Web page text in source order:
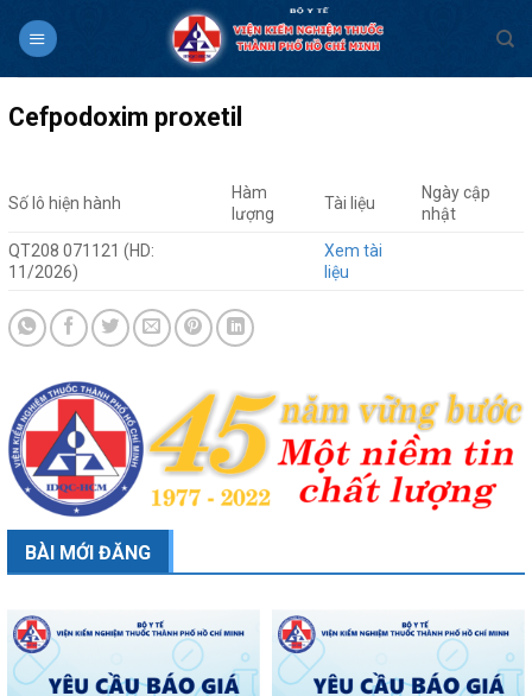
Cefpodoxim proxetil
Số lô hiện hành
Hàm
lượng
Tài liệu
Ngày cập
nhật
QT208 071121 (HD:
11/2026)
Xem tài
liệu
BÀI MỚI ĐĂNG